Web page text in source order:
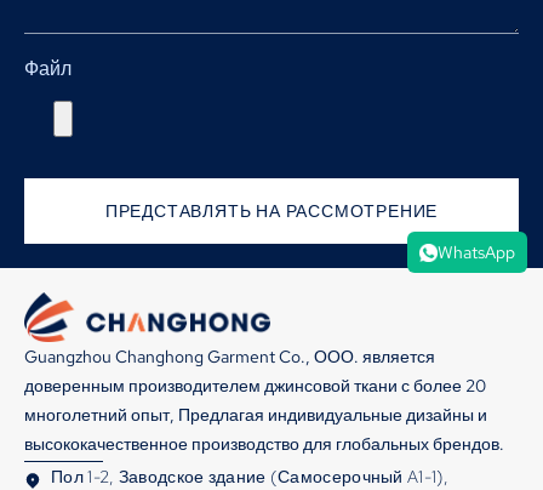
Файл
ПРЕДСТАВЛЯТЬ НА РАССМОТРЕНИЕ
Guangzhou Changhong Garment Co., ООО. является
доверенным производителем джинсовой ткани с более 20
многолетний опыт, Предлагая индивидуальные дизайны и
высококачественное производство для глобальных брендов.
Пол 1-2, Заводское здание (Самосерочный A1-1),
WhatsApp